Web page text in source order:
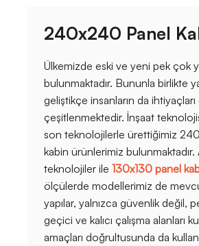
240x240 Panel
Ülkemizde eski ve yeni pek çok
bulunmaktadır. Bununla birlikte
geliştikçe insanların da
çeşitlenmektedir. İnşaat
son teknolojilerle ürettiğimiz
kabin ürünlerimiz bulunmaktadır.
teknolojiler ile 130x130 panel
ölçülerde modellerimiz de
yapılar, yalnızca güvenlik değil,
geçici ve kalıcı çalışma alanları
amaçları doğrultusunda da